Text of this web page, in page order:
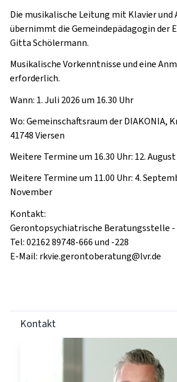
Die musikalische Leitung mit Klavier und
übernimmt die Gemeindepädagogin der
Gitta Schölermann.
Musikalische Vorkenntnisse und eine
erforderlich.
Wann: 1. Juli 2026 um 16.30 Uhr
Wo: Gemeinschaftsraum der DIAKONIA,
41748 Viersen
Weitere Termine um 16.30 Uhr: 12. August
Weitere Termine um 11.00 Uhr: 4.
November
Kontakt:
Gerontopsychiatrische Beratungsstelle -
Tel: 02162 89748-666 und -228
E-Mail: rkvie.gerontoberatung@lvr.de
Kontakt